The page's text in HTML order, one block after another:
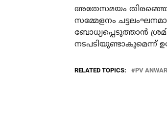
അതേസമയം
സമ്മേളനം
ബോധ്യപ്പെടുത്താൻ
നടപടിയുണ്ടാകുമെന്ന്
RELATED TOPICS: PV ANWAR